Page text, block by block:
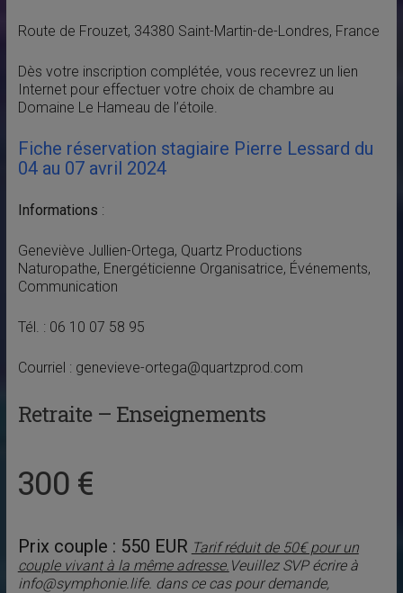
Route de Frouzet, 34380 Saint-Martin-de-Londres, France
Dès votre inscription complétée, vous recevrez un lien
Internet pour effectuer votre choix de chambre au
Domaine Le Hameau de l’étoile.
Fiche réservation stagiaire Pierre Lessard du
04 au 07 avril 2024
Informations :
Geneviève Jullien-Ortega, Quartz Productions
Naturopathe, Energéticienne Organisatrice, Événements,
Communication
Tél. : 06 10 07 58 95
Courriel : genevieve-ortega@quartzprod.com
Retraite – Enseignements
300 €
Prix couple : 550 EUR Tarif réduit de 50€ pour un
couple vivant à la même adresse. Veuillez SVP écrire à
info@symphonie.life. dans ce cas pour demande,